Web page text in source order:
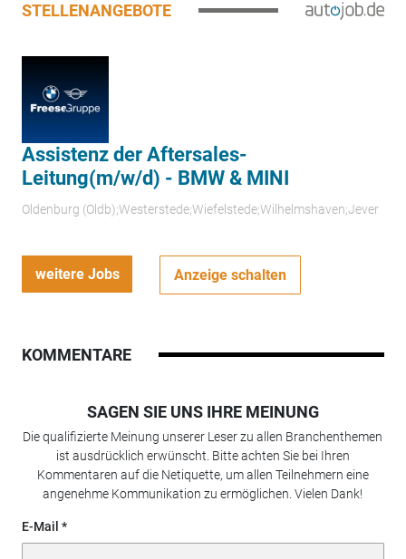
STELLENANGEBOTE
Assistenz der Aftersales-
Leitung(m/w/d) - BMW & MINI
Oldenburg (Oldb);Westerstede;Wiefelstede;Wilhelmshaven;Jever
weitere Jobs Anzeige schalten
KOMMENTARE
SAGEN SIE UNS IHRE MEINUNG
Die qualifizierte Meinung unserer Leser zu allen Branchenthemen
ist ausdrücklich erwünscht. Bitte achten Sie bei Ihren
Kommentaren auf die Netiquette, um allen Teilnehmern eine
angenehme Kommunikation zu ermöglichen. Vielen Dank!
E-Mail